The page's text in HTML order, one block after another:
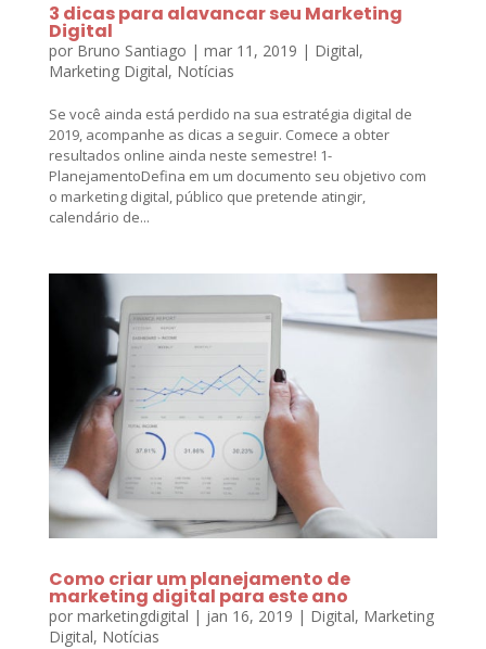
3 dicas para alavancar seu Marketing
Digital
por Bruno Santiago | mar 11, 2019 | Digital,
Marketing Digital, Notícias
Se você ainda está perdido na sua estratégia digital de
2019, acompanhe as dicas a seguir. Comece a obter
resultados online ainda neste semestre! 1-
PlanejamentoDefina em um documento seu objetivo com
o marketing digital, público que pretende atingir,
calendário de...
Como criar um planejamento de
marketing digital para este ano
por marketingdigital | jan 16, 2019 | Digital, Marketing
Digital, Notícias